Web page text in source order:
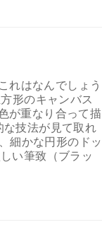
れはなんでしょう
形のキャンバス
が重なり合って描
技法が見て取れ
細かな円形のドッ
い筆致（ブラッ